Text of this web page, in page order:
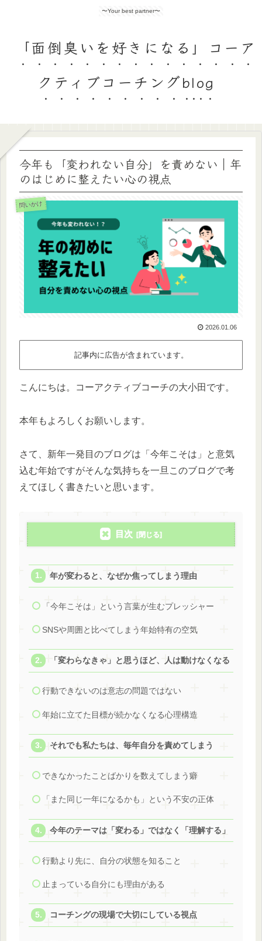
〜Your best partner〜
「面倒臭いを好きになる」コーア
クティブコーチングblog
今年も「変われない自分」を責めない｜年
のはじめに整えたい心の視点
問いかけ
2026.01.06
記事内に広告が含まれています。
こんにちは。コーアクティブコーチの大小田です。
本年もよろしくお願いします。
さて、新年一発目のブログは「今年こそは」と意気
込む年始ですがそんな気持ちを一旦このブログで考
えてほしく書きたいと思います。
目次
年が変わると、なぜか焦ってしまう理由
「今年こそは」という言葉が生むプレッシャー
SNSや周囲と比べてしまう年始特有の空気
「変わらなきゃ」と思うほど、人は動けなくなる
行動できないのは意志の問題ではない
年始に立てた目標が続かなくなる心理構造
それでも私たちは、毎年自分を責めてしまう
できなかったことばかりを数えてしまう癖
「また同じ一年になるかも」という不安の正体
今年のテーマは「変わる」ではなく「理解する」
行動より先に、自分の状態を知ること
止まっている自分にも理由がある
コーチングの現場で大切にしている視点